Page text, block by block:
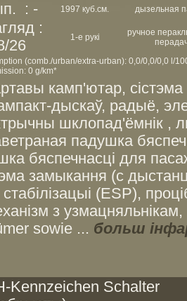
: - 1997 куб.см. дызельная
:
26
1-е рукі
ручное
(comb./urban/extra-urban): 0,0/0,0/0,0 l/
0 g/km*
камп'ютар, сістэма
дыскаў, радыё,
шклопад'ёмнік ,
падушка
бяспечнасці для
замыкання (с
(ESP),
з
sowie ... больш
Kennzeichen Schalter